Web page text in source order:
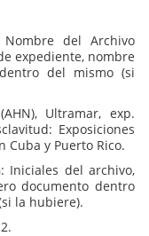
del Archivo
expediente, nombre
del mismo (si
Ultramar, exp.
Exposiciones
y Puerto Rico.
: Iniciales del archivo,
documento dentro
la hubiere).